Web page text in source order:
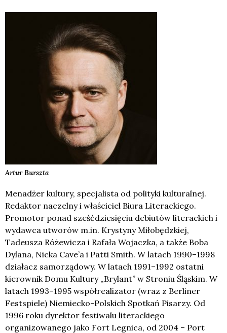
ArturBurszta
Menadżer kultury, specjalista od polityki kulturalnej.
Redaktor naczelny i właściciel Biura Literackiego.
Promotor ponad sześćdziesięciu debiutów literackich i
wydawca utworów m.in. Krystyny Miłobędzkiej,
Tadeusza Różewicza i Rafała Wojaczka, a także Boba
Dylana, Nicka Cave’a i Patti Smith. W latach 1990–1998
działacz samorządowy. W latach 1991–1992 ostatni
kierownik Domu Kultury „Brylant” w Stroniu Śląskim. W
latach 1993–1995 współrealizator (wraz z Berliner
Festspiele) Niemiecko-Polskich Spotkań Pisarzy. Od
1996 roku dyrektor festiwalu literackiego
organizowanego jako Fort Legnica, od 2004 – Port